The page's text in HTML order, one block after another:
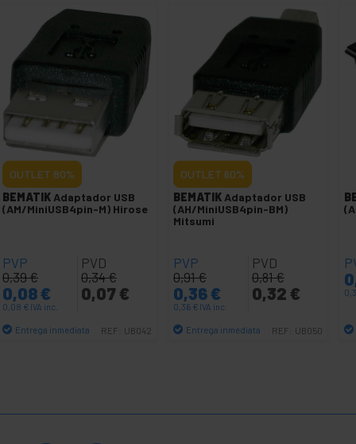
OUTLET 80%
BEMATIK Adaptador USB
(AM/MiniUSB4pin-M) Hirose
PVP
0,39€
0,08€
0,08 € IVA inc.
PVD
0,34€
0,07 €
Entrega inmediata REF: UB042
OUTLET 60%
BEMATIK Adaptador USB
(AH/MiniUSB4pin-BM)
Mitsumi
PVP
0,91€
0,36€
0,36 € IVA inc.
PVD
0,81€
0,32 €
Entrega inmediata REF: UB050